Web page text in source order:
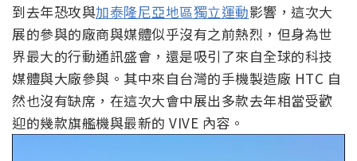
到去年恐攻與加泰隆尼亞地區獨立運動影響，這次大
展的參與的廠商與媒體似乎沒有之前熱烈，但身為世
界最大的行動通訊盛會，還是吸引了來自全球的科技
媒體與大廠參與。其中來自台灣的手機製造廠 HTC 自
然也沒有缺席，在這次大會中展出多款去年相當受歡
迎的幾款旗艦機與最新的 VIVE 內容。